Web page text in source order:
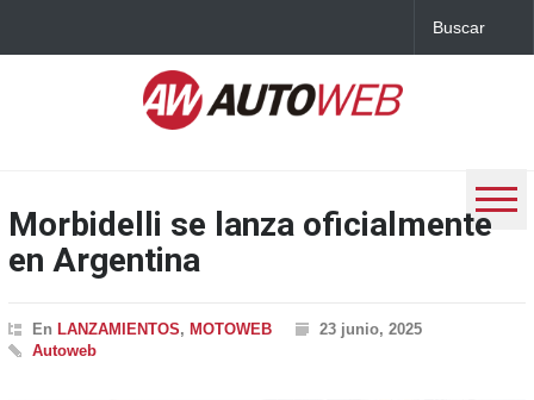
Morbidelli se lanza oficialmente
en Argentina
En LANZAMIENTOS, MOTOWEB
23 junio, 2025
Autoweb